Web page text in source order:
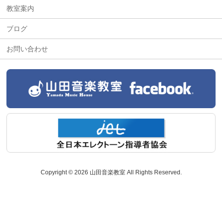
教室案内
ブログ
お問い合わせ
Copyright © 2026 山田音楽教室 All Rights Reserved.